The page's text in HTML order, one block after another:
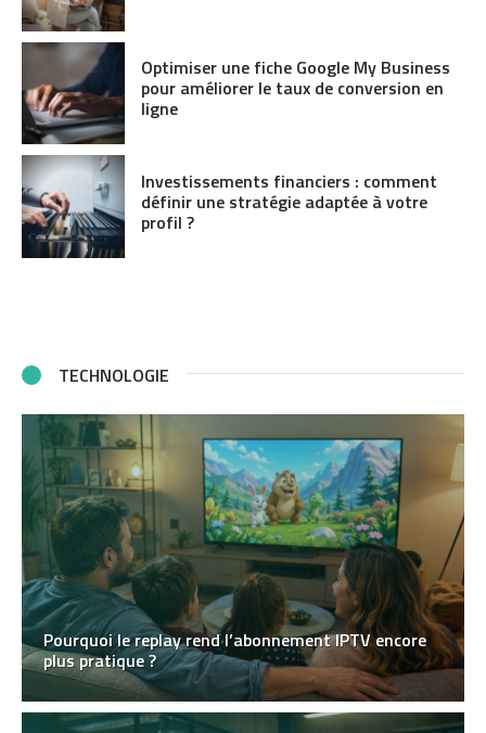
Optimiser une fiche Google My Business
pour améliorer le taux de conversion en
ligne
Investissements financiers : comment
définir une stratégie adaptée à votre
profil ?
TECHNOLOGIE
Pourquoi le replay rend l’abonnement IPTV encore
plus pratique ?